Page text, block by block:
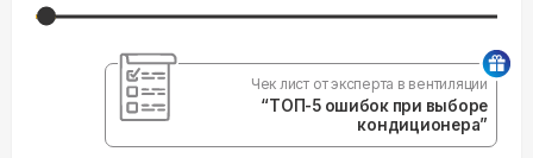
Чек лист от эксперта в вентиляции
“ТОП-5 ошибок при выборе
кондиционера”